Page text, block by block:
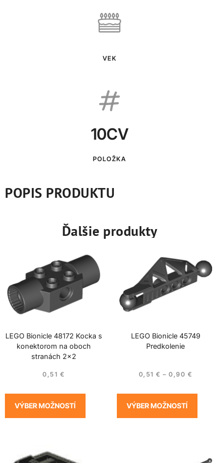
VEK
10CV
POLOŽKA
POPIS PRODUKTU
Ďalšie produkty
LEGO Bionicle 48172 Kocka s
konektorom na oboch
stranách 2×2
0,51 €
VÝBER MOŽNOSTÍ
LEGO Bionicle 45749
Predkolenie
0,51€ – 0,90 €
VÝBER MOŽNOSTÍ